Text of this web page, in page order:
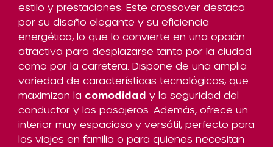
estilo y prestaciones. Este crossover destaca
por su diseño elegante y su eficiencia
energética, lo que lo convierte en una opción
atractiva para desplazarse tanto por la ciudad
como por la carretera. Dispone de una amplia
variedad de características tecnológicas, que
maximizan la comodidad y la seguridad del
conductor y los pasajeros. Además, ofrece un
interior muy espacioso y versátil, perfecto para
los viajes en familia o para quienes necesitan